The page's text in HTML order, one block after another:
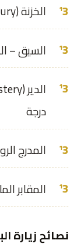
الخزنة (Treasury) – الواجهة الأيقونية
السيق –
درجة
المدرج
المقابر
نصائح زيارة